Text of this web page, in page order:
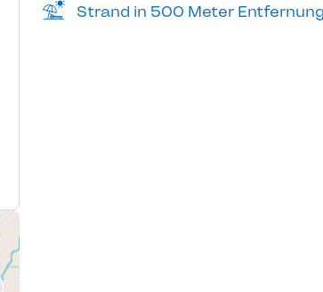
Strand in 500 Meter Entfernung